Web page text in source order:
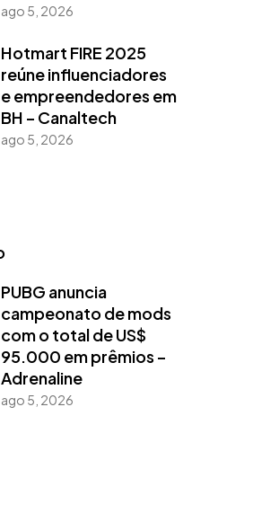
ago 5, 2026
Hotmart FIRE 2025
reúne influenciadores
e empreendedores em
BH – Canaltech
ago 5, 2026
PUBG anuncia
campeonato de mods
com o total de US$
95.000 em prêmios –
Adrenaline
ago 5, 2026